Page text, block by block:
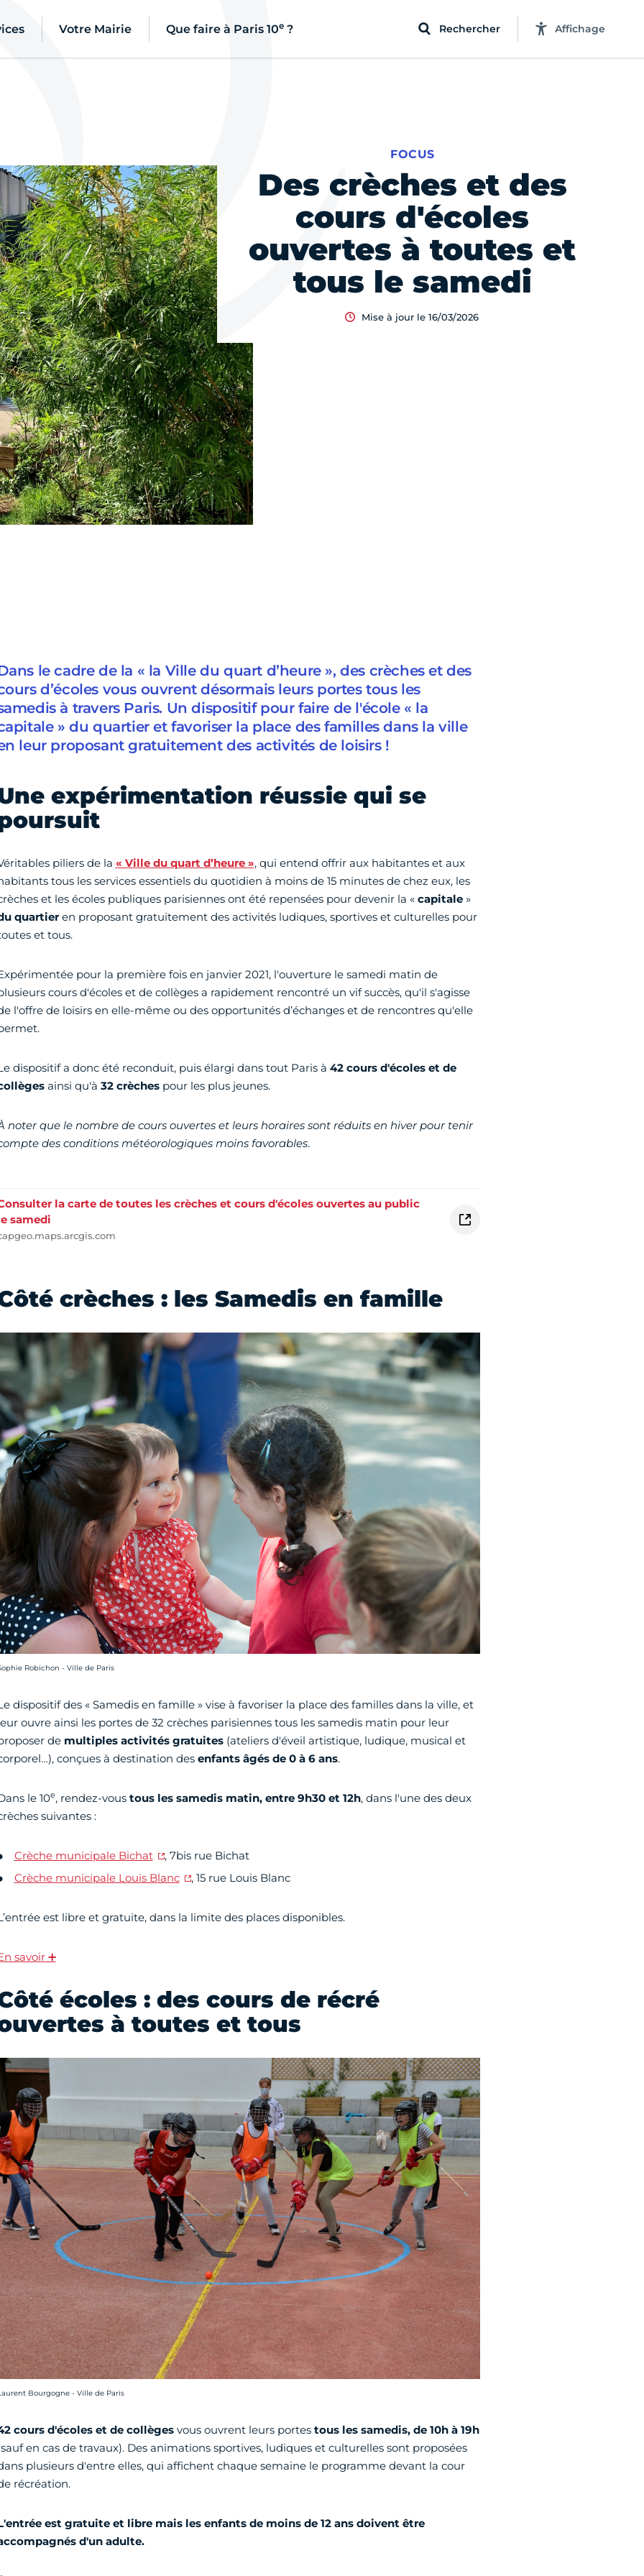
Votre Mairie Que faire à Paris 10e ? Rechercher Affichage
Des crèches et des
cours d'écoles
ouvertes à toutes et
tous le samedi
FOCUS
Mise à jour le 16/03/2026
le cadre de la « la Ville du quart d’heure », des crèches et des
d’écoles vous ouvrent désormais leurs portes tous les
à travers Paris. Un dispositif pour faire de l'école « la
» du quartier et favoriser la place des familles dans la ville
leur proposant gratuitement des activités de loisirs !
expérimentation réussie qui se
piliers de la « Ville du quart d’heure », qui entend offrir aux habitantes et aux
tous les services essentiels du quotidien à moins de 15 minutes de chez eux, les
et les écoles publiques parisiennes ont été repensées pour devenir la « capitale»
quartieren proposant gratuitement des activités ludiques, sportives et culturelles pour
et tous.
pour la première fois en janvier 2021, l'ouverture le samedi matin de
cours d'écoles et de collèges a rapidement rencontré un vif succès, qu'il s'agisse
l'offre de loisirs en elle-même ou des opportunités d’échanges et de rencontres qu'elle
dispositif a donc été reconduit, puis élargi dans tout Paris à 42 cours d'écoles et de
ainsi qu'à 32 crèches pour les plus jeunes.
noter que le nombre de cours ouvertes et leurs horaires sont réduits en hiver pour tenir
des conditions météorologiques moins favorables.
la carte de toutes les crèches et cours d'écoles ouvertes au public
samedi
crèches : les Samedis en famille
photo :
Robichon - Ville de Paris
dispositif des « Samedis en famille » vise à favoriser la place des familles dans la ville, et
ouvre ainsi les portes de 32 crèches parisiennes tous les samedis matin pour leur
de multiples activités gratuites(ateliers d'éveil artistique, ludique, musical et
conçues à destination desenfants âgés de 0 à 6 ans.
le 10e, rendez-vous tous les samedis matin, entre 9h30 et 12h, dans l'une des deux
suivantes :
Crèche municipale Bichat
, 7bis rue Bichat
Crèche municipale Louis Blanc
, 15 rue Louis Blanc
est libre et gratuite, dans la limite des places disponibles.
savoir ➕
écoles : des cours de récré
à toutes et tous
photo :
Bourgogne - Ville de Paris
cours d'écoles et de collègesvous ouvrent leurs portes tous les samedis, de 10h à 19h
en cas de travaux). Des animations sportives, ludiques et culturelles sont proposées
plusieurs d'entre elles, qui affichent chaque semaine le programme devant la cour
récréation.
est gratuite et libre mais les enfants de moins de 12 ans doivent être
d'un adulte.